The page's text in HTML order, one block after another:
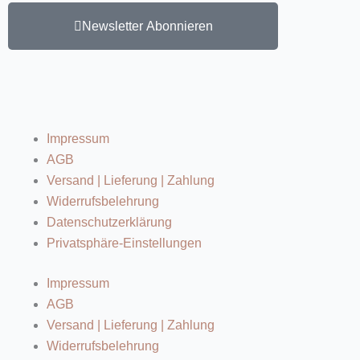
Newsletter Abonnieren
Impressum
AGB
Versand | Lieferung | Zahlung
Widerrufsbelehrung
Datenschutzerklärung
Privatsphäre-Einstellungen
Impressum
AGB
Versand | Lieferung | Zahlung
Widerrufsbelehrung